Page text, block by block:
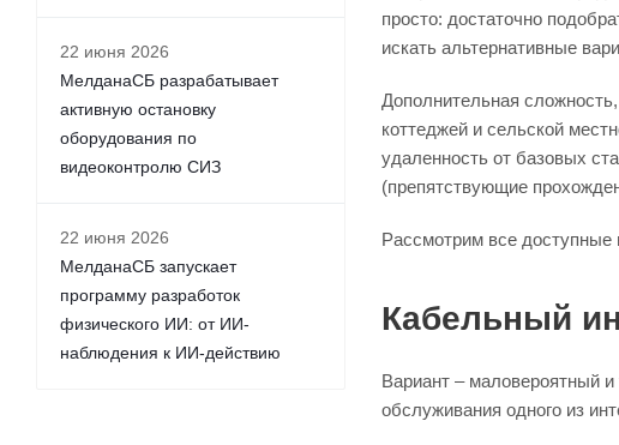
просто: достаточно
искать альтернативные
Дополнительная
коттеджей и сельской
удаленность от базовых
(препятствующие
Рассмотрим все доступные
Кабельный
Вариант – маловероятный
обслуживания одного из
22 июня 2026
МелданаСБ разрабатывает
активную остановку
оборудования по
видеоконтролю СИЗ
22 июня 2026
МелданаСБ запускает
программу разработок
физического ИИ: от ИИ-
наблюдения к ИИ-действию